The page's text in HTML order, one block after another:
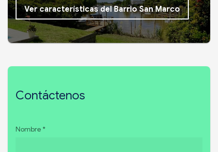
Ver características del Barrio San Marco
Contáctenos
Nombre *